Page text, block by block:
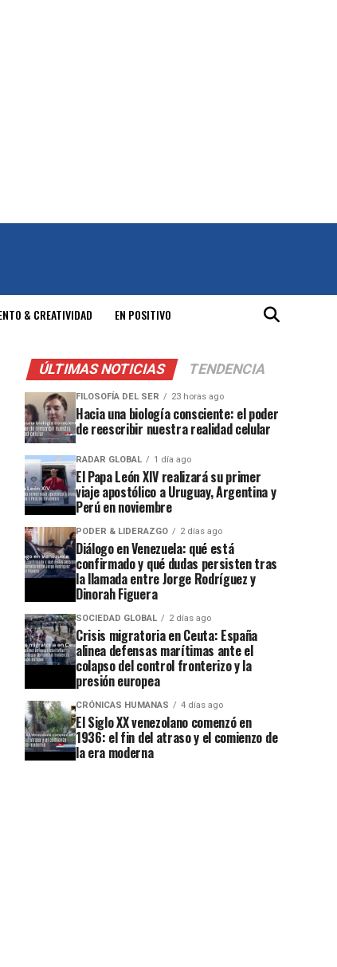
& CREATIVIDAD EN POSITIVO
ÚLTIMAS NOTICIAS TENDENCIA
FILOSOFÍA DEL SER 23 horas ago
Hacia una biología consciente: el poder
de reescribir nuestra realidad celular
RADAR GLOBAL 1 día ago
El Papa León XIV realizará su primer
viaje apostólico a Uruguay, Argentina y
Perú en noviembre
PODER & LIDERAZGO 2 días ago
Diálogo en Venezuela: qué está
confirmado y qué dudas persisten tras
la llamada entre Jorge Rodríguez y
Dinorah Figuera
SOCIEDAD GLOBAL 2 días ago
Crisis migratoria en Ceuta: España
alinea defensas marítimas ante el
colapso del control fronterizo y la
presión europea
CRÓNICAS HUMANAS 4 días ago
El Siglo XX venezolano comenzó en
1936: el fin del atraso y el comienzo de
la era moderna